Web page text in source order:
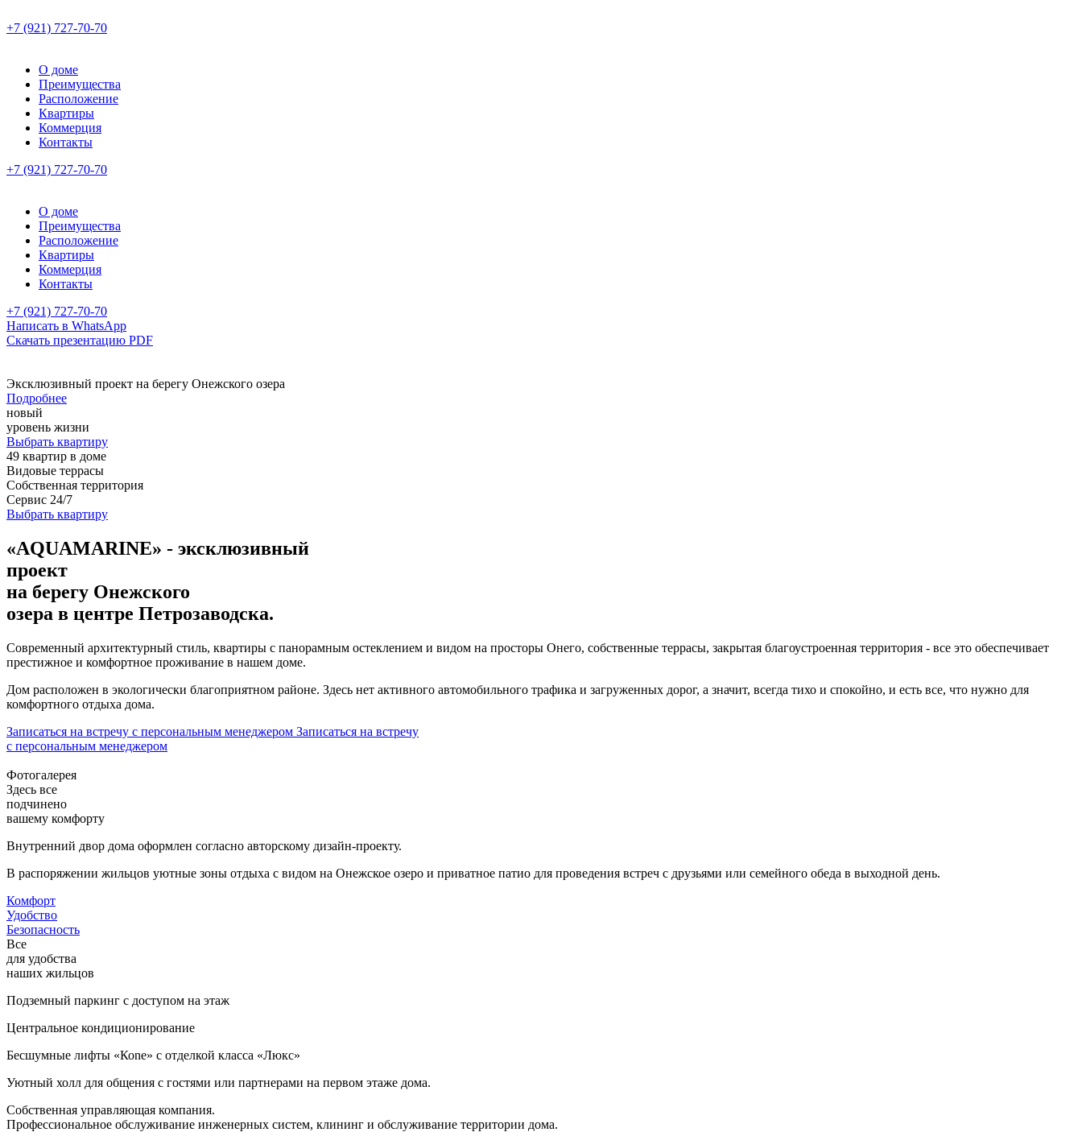
+7 (921) 727-70-70
О доме
Преимущества
Расположение
Квартиры
Коммерция
Контакты
+7 (921) 727-70-70
О доме
Преимущества
Расположение
Квартиры
Коммерция
Контакты
+7 (921) 727-70-70
Написать в WhatsApp
Скачать презентацию PDF
Эксклюзивный проект на берегу Онежского озера
Подробнее
новый
уровень жизни
Выбрать квартиру
49 квартир в доме
Видовые террасы
Собственная территория
Сервис 24/7
Выбрать квартиру
«AQUAMARINE» - эксклюзивный
проект
на берегу Онежского
озера в центре Петрозаводска.
Современный архитектурный стиль, квартиры с панорамным остеклением и видом на просторы Онего, собственные террасы, закрытая благоустроенная территория - все это обеспечивает
престижное и комфортное проживание в нашем доме.
Дом расположен в экологически благоприятном районе. Здесь нет активного автомобильного трафика и загруженных дорог, а значит, всегда тихо и спокойно, и есть все, что нужно для
комфортного отдыха дома.
Записаться на встречу с персональным менеджером Записаться на встречу
с персональным менеджером
Фотогалерея
Здесь все
подчинено
вашему комфорту
Внутренний двор дома оформлен согласно авторскому дизайн-проекту.
В распоряжении жильцов уютные зоны отдыха с видом на Онежское озеро и приватное патио для проведения встреч с друзьями или семейного обеда в выходной день.
Комфорт
Удобство
Безопасность
Все
для удобства
наших жильцов
Подземный паркинг с доступом на этаж
Центральное кондиционирование
Бесшумные лифты «Коne» с отделкой класса «Люкс»
Уютный холл для общения с гостями или партнерами на первом этаже дома.
Собственная управляющая компания.
Профессиональное обслуживание инженерных систем, клининг и обслуживание территории дома.